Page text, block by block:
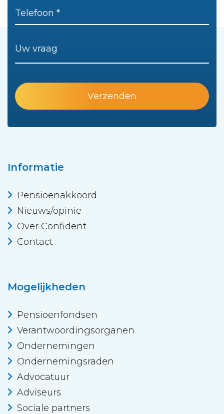
Informatie
Pensioenakkoord
Nieuws/opinie
Over Confident
Contact
Mogelijkheden
Pensioenfondsen
Verantwoordingsorganen
Ondernemingen
Ondernemingsraden
Advocatuur
Adviseurs
Sociale partners